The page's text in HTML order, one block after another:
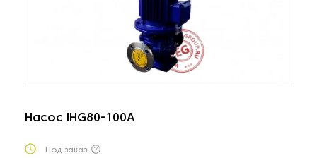
Насос IHG80-100A
Под заказ